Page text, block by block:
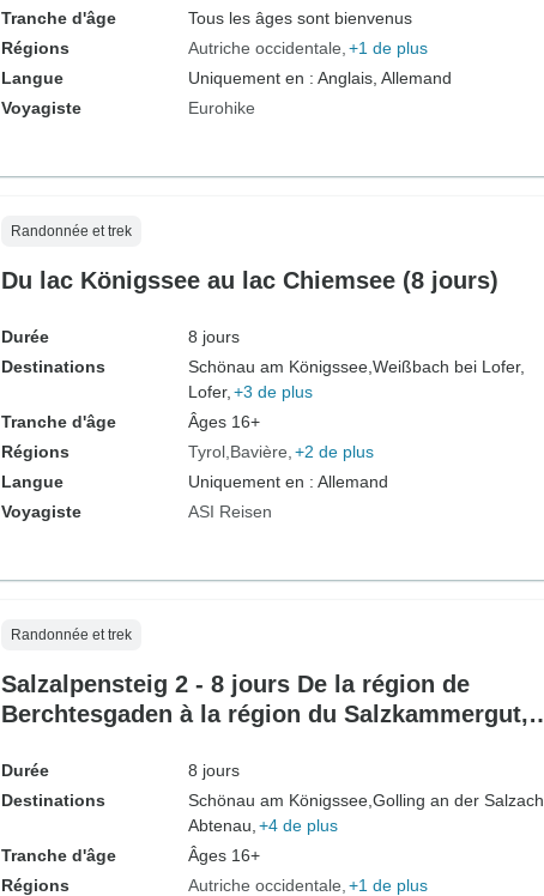
Tranche d'âge
Tous les âges sont bienvenus
Régions
Autriche occidentale +1 de plus
Langue
Uniquement en : Anglais, Allemand
Voyagiste
Eurohike
Randonnée et trek
Du lac Königssee au lac Chiemsee (8 jours)
Durée
8 jours
Destinations
Schönau am Königssee, Weißbach bei Lofer,
Lofer, +3 de plus
Tranche d'âge
Âges 16+
Régions
Tyrol Bavière +2 de plus
Langue
Uniquement en : Allemand
Voyagiste
ASI Reisen
Randonnée et trek
Salzalpensteig 2 - 8 jours De la région de
Berchtesgaden à la région du Salzkammergut,
Durée
8 jours
Destinations
Schönau am Königssee, Golling an der Salzach,
Abtenau, +4 de plus
Tranche d'âge
Âges 16+
Régions
Autriche occidentale +1 de plus